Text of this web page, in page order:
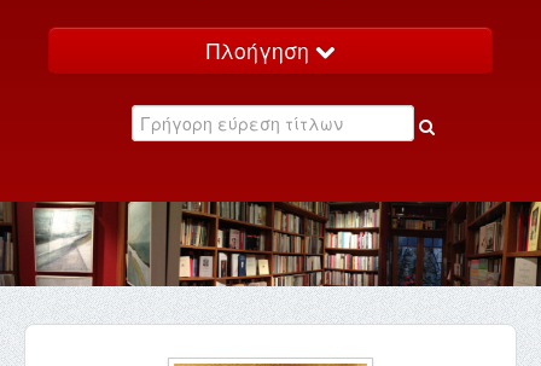
Πλοήγηση
Κατάλογος
Εκδηλώσεις
Επικοινωνία